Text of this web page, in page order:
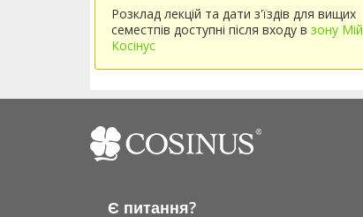
Розклад лекцій та дати з'їздів для вищих
семестпів доступні після входу в зону Мій
Косінус
Є питання?